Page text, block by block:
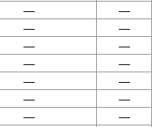
—
—
—
—
—
—
—
—
—
—
—
—
—
—